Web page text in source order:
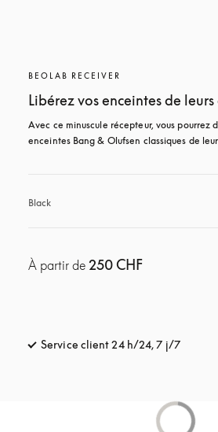
BEOLAB RECEIVER
Libérez vos enceintes de
Avec ce minuscule récepteur, vous pourrez
enceintes Bang & Olufsen classiques de
Black
À partir de 250 CHF
Service client 24 h/24, 7 j/7